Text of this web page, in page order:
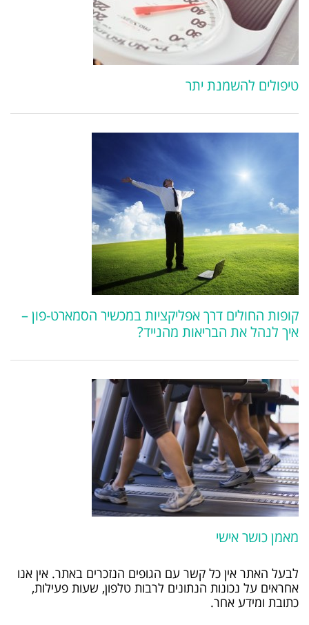
טיפולים להשמנת יתר
קופות החולים דרך אפליקציות במכשיר הסמארט-פון –
איך לנהל את הבריאות מהנייד?
מאמן כושר אישי
לבעל האתר אין כל קשר עם הגופים הנזכרים באתר. אין אנו
אחראים על נכונות הנתונים לרבות טלפון, שעות פעילות,
כתובת ומידע אחר.